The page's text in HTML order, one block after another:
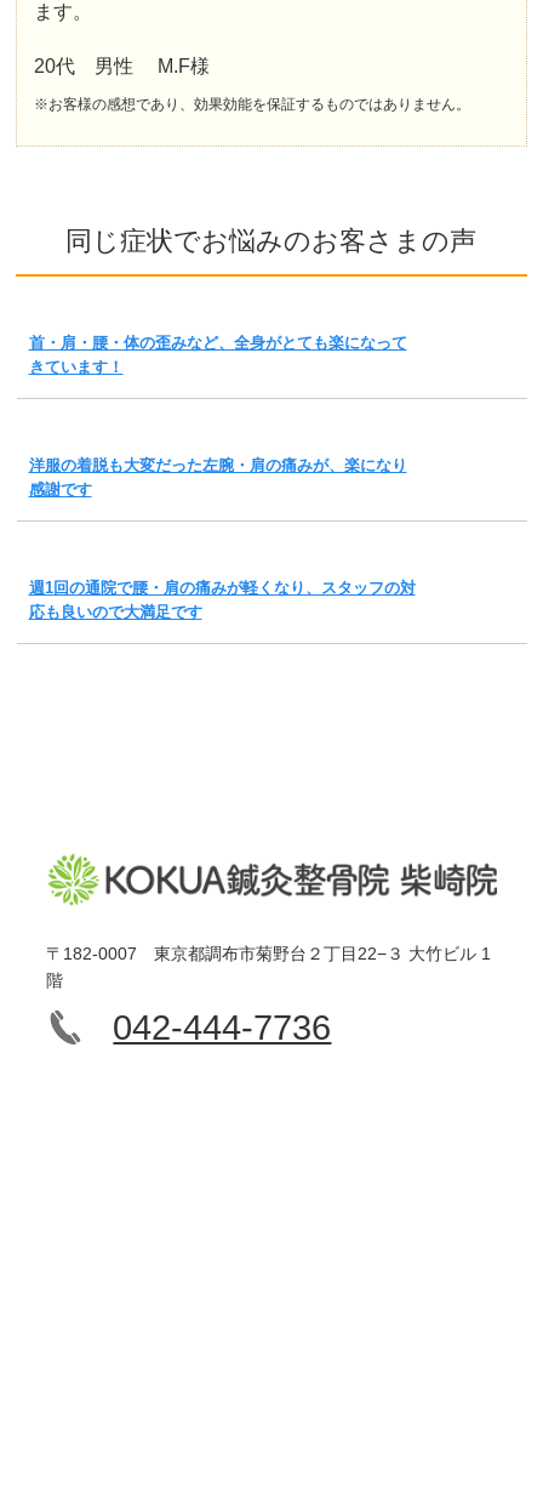
ます。
20代 男性 M.F様
※お客様の感想であり、効果効能を保証するものではありません。
同じ症状でお悩みのお客さまの声
首・肩・腰・体の歪みなど、全身がとても楽になって
きています！
洋服の着脱も大変だった左腕・肩の痛みが、楽になり
感謝です
週1回の通院で腰・肩の痛みが軽くなり、スタッフの対
応も良いので大満足です
〒182-0007 東京都調布市菊野台２丁目22−３ 大竹ビル 1
階
042-444-7736